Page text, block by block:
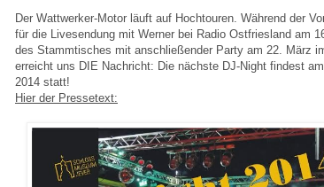
Der Wattwerker-Motor läuft auf Hochtouren. Während der
für die Livesendung mit Werner bei Radio Ostfriesland am
des Stammtisches mit anschließender Party am 22. März
erreicht uns DIE Nachricht: Die nächste DJ-Night findest
2014 statt!
Hier der Pressetext: